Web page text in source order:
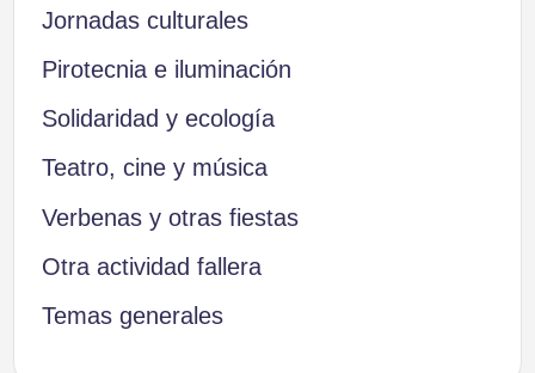
Jornadas culturales
Pirotecnia e iluminación
Solidaridad y ecología
Teatro, cine y música
Verbenas y otras fiestas
Otra actividad fallera
Temas generales